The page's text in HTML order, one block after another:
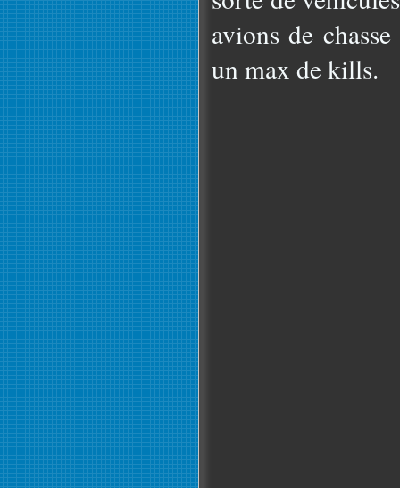
avions de
un max de kills.